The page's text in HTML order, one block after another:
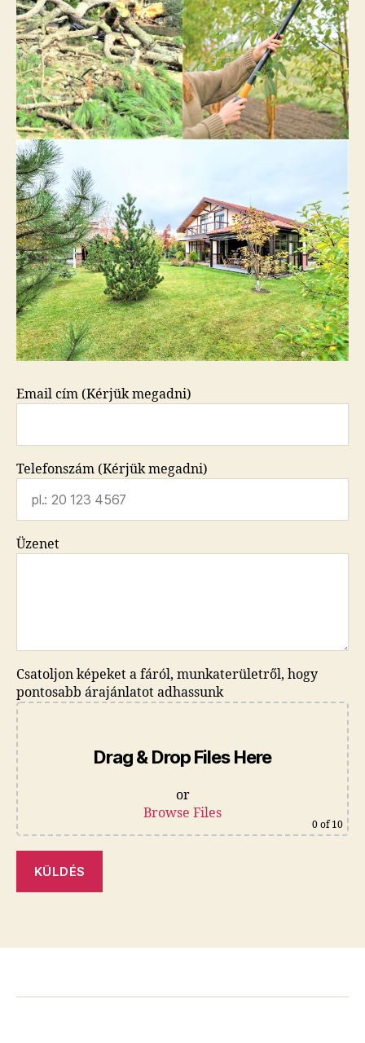
Email cím (Kérjük megadni)
Telefonszám (Kérjük megadni)
Üzenet
Csatoljon képeket a fáról, munkaterületről, hogy
pontosabb árajánlatot adhassunk
Drag & Drop Files Here
or
Browse Files
0 of 10